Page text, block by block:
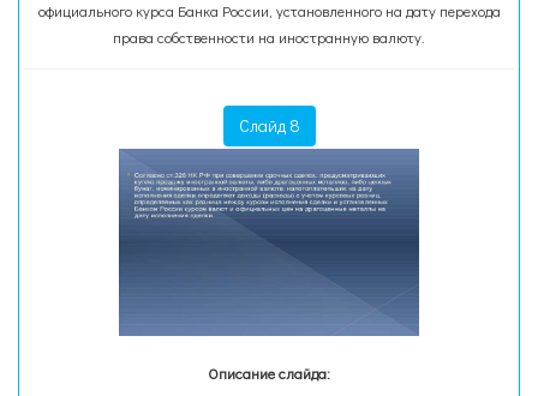
официального курса Банка России, установленного на дату перехода
права собственности на иностранную валюту.
Слайд 8
Описание слайда: